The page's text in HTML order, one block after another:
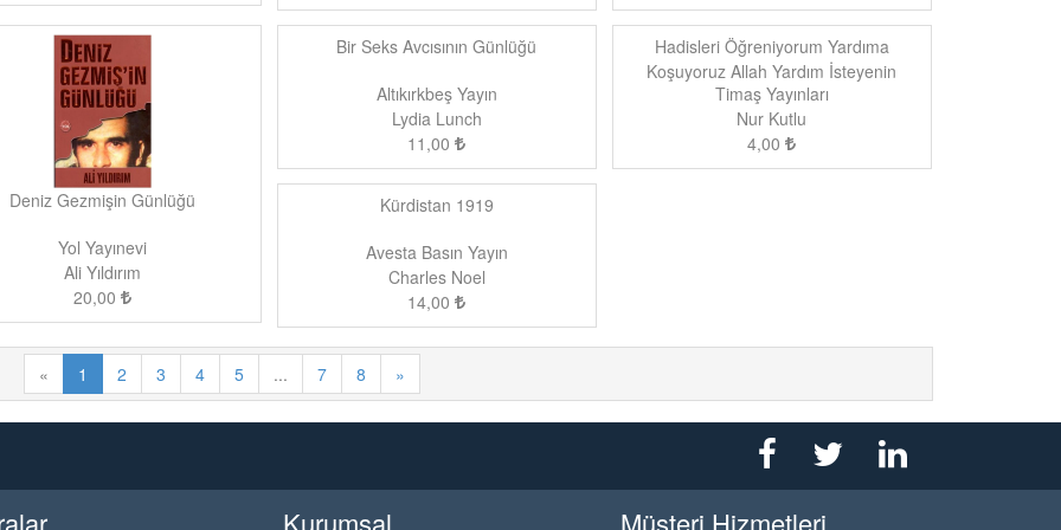
Deniz Gezmişin Günlüğü
Yol Yayınevi
Ali Yıldırım
20,00
Bir Seks Avcısının Günlüğü
Altıkırkbeş Yayın
Lydia Lunch
11,00
Hadisleri Öğreniyorum Yardıma
Koşuyoruz Allah Yardım İsteyenin
Yardımına Koşulmasını Sever
Timaş Yayınları
Nur Kutlu
4,00
Kürdistan 1919
Avesta Basın Yayın
Charles Noel
14,00
« 1 2 3 4 5 ... 7 8 »
Kurumsal Müşteri Hizmetleri